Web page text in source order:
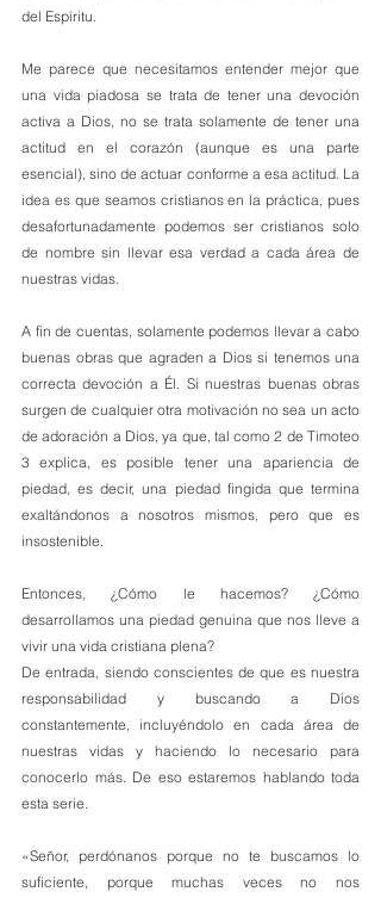
del Espíritu.
Me parece que necesitamos entender mejor que
una vida piadosa se trata de tener una devoción
activa a Dios, no se trata solamente de tener una
actitud en el corazón (aunque es una parte
esencial), sino de actuar conforme a esa actitud. La
idea es que seamos cristianos en la práctica, pues
desafortunadamente podemos ser cristianos solo
de nombre sin llevar esa verdad a cada área de
nuestras vidas.
A fin de cuentas, solamente podemos llevar a cabo
buenas obras que agraden a Dios si tenemos una
correcta devoción a Él. Si nuestras buenas obras
surgen de cualquier otra motivación no sea un acto
de adoración a Dios, ya que, tal como 2 de Timoteo
3 explica, es posible tener una apariencia de
piedad, es decir, una piedad fingida que termina
exaltándonos a nosotros mismos, pero que es
insostenible.
Entonces, ¿Cómo le hacemos? ¿Cómo
desarrollamos una piedad genuina que nos lleve a
vivir una vida cristiana plena?
De entrada, siendo conscientes de que es nuestra
responsabilidad y buscando a Dios
constantemente, incluyéndolo en cada área de
nuestras vidas y haciendo lo necesario para
conocerlo más. De eso estaremos hablando toda
esta serie.
«Señor, perdónanos porque no te buscamos lo
suficiente, porque muchas veces no nos